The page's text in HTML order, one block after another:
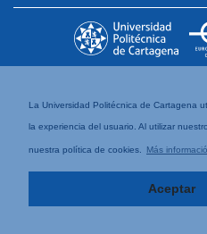
La Universidad Politécnica de Cartagena
la experiencia del usuario. Al utilizar
nuestra política de cookies. Más
Aceptar